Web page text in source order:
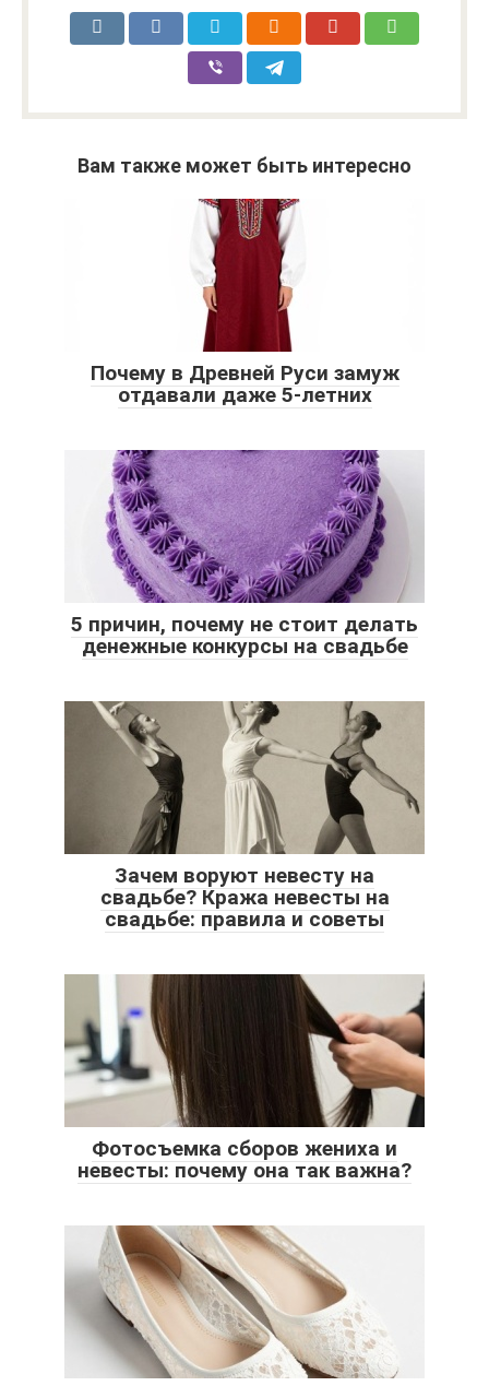
Вам также может быть интересно
Почему в Древней Руси замуж
отдавали даже 5-летних
5 причин, почему не стоит делать
денежные конкурсы на свадьбе
Зачем воруют невесту на
свадьбе? Кража невесты на
свадьбе: правила и советы
Фотосъемка сборов жениха и
невесты: почему она так важна?